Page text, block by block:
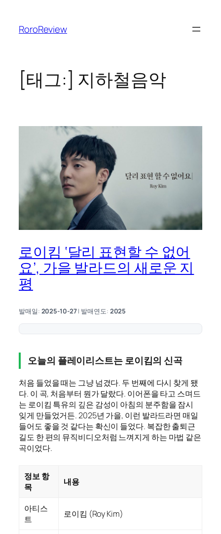
RoroReview
[태그:] 지하철음악
로이킴 ‘달리 표현할 수 없어
요’, 가을 발라드의 새로운 지
평
발매일: 2025-10-27| 발매연도: 2025
오늘의 플레이리스트는 로이킴의 신곡
처음 들었을 때는 그냥 넘겼다. 두 번째에 다시 찾게 됐
다. 이 곡, 처음부터 뭔가 달랐다. 이어폰을 타고 스며드
는 로이킴 특유의 깊은 감성이 아침의 분주함을 잠시
잊게 만들었거든. 2025년 가을, 이런 발라드라면 매일
들어도 좋을 것 같다는 확신이 들었다. 복잡한 출퇴근
길도 한 편의 뮤직비디오처럼 느껴지게 하는 마법 같은
곡이었다.
정보 항
목
내용
아티스
트
로이킴 (Roy Kim)